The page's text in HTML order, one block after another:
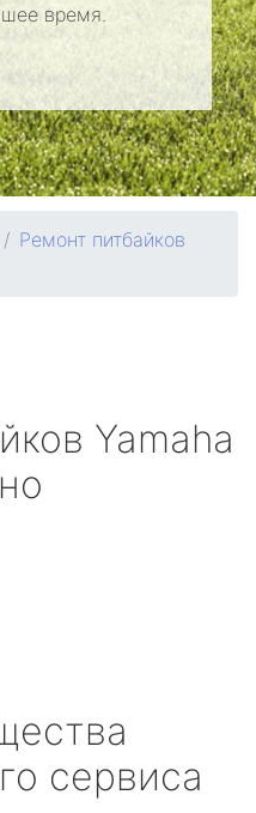
время.
Ремонт питбайков
Yamaha
сервиса